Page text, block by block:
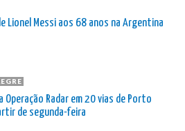
Lionel Messi aos 68 anos na Argentina
Operação Radar em 20 vias de Porto
de segunda-feira